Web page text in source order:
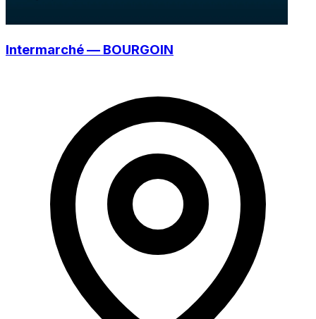
Intermarché — BOURGOIN